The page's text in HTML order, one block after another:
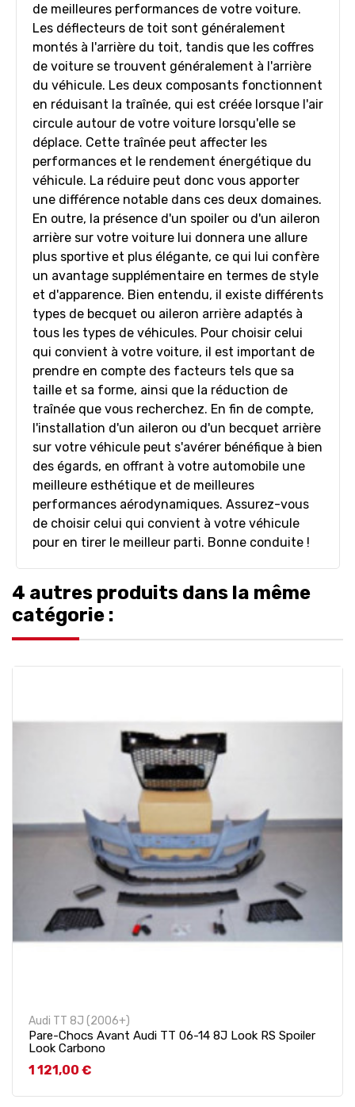
de meilleures performances de votre voiture.
Les déflecteurs de toit sont généralement
montés à l'arrière du toit, tandis que les coffres
de voiture se trouvent généralement à l'arrière
du véhicule. Les deux composants fonctionnent
en réduisant la traînée, qui est créée lorsque l'air
circule autour de votre voiture lorsqu'elle se
déplace. Cette traînée peut affecter les
performances et le rendement énergétique du
véhicule. La réduire peut donc vous apporter
une différence notable dans ces deux domaines.
En outre, la présence d'un spoiler ou d'un aileron
arrière sur votre voiture lui donnera une allure
plus sportive et plus élégante, ce qui lui confère
un avantage supplémentaire en termes de style
et d'apparence. Bien entendu, il existe différents
types de becquet ou aileron arrière adaptés à
tous les types de véhicules. Pour choisir celui
qui convient à votre voiture, il est important de
prendre en compte des facteurs tels que sa
taille et sa forme, ainsi que la réduction de
traînée que vous recherchez. En fin de compte,
l'installation d'un aileron ou d'un becquet arrière
sur votre véhicule peut s'avérer bénéfique à bien
des égards, en offrant à votre automobile une
meilleure esthétique et de meilleures
performances aérodynamiques. Assurez-vous
de choisir celui qui convient à votre véhicule
pour en tirer le meilleur parti. Bonne conduite !
4 autres produits dans la même
catégorie :
Audi TT 8J (2006+)
Pare-Chocs Avant Audi TT 06-14 8J Look RS Spoiler
Look Carbono
Prix
1 121,00 €